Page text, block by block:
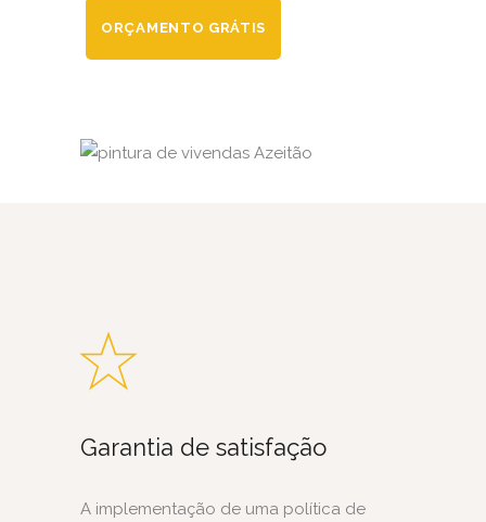
ORÇAMENTO GRÁTIS
Garantia de satisfação
A implementação de uma política de